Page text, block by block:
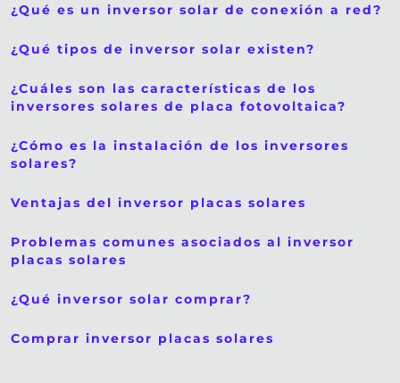
¿Qué es un inversor solar de conexión a red?
¿Qué tipos de inversor solar existen?
¿Cuáles son las características de los
inversores solares de placa fotovoltaica?
¿Cómo es la instalación de los inversores
solares?
Ventajas del inversor placas solares
Problemas comunes asociados al inversor
placas solares
¿Qué inversor solar comprar?
Comprar inversor placas solares